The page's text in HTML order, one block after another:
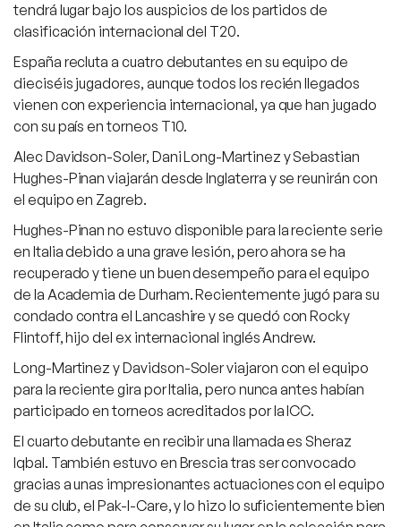
tendrá lugar bajo los auspicios de los partidos de
clasificación internacional del T20.
España recluta a cuatro debutantes en su equipo de
dieciséis jugadores, aunque todos los recién llegados
vienen con experiencia internacional, ya que han jugado
con su país en torneos T10.
Alec Davidson-Soler, Dani Long-Martinez y Sebastian
Hughes-Pinan viajarán desde Inglaterra y se reunirán con
el equipo en Zagreb.
Hughes-Pinan no estuvo disponible para la reciente serie
en Italia debido a una grave lesión, pero ahora se ha
recuperado y tiene un buen desempeño para el equipo
de la Academia de Durham. Recientemente jugó para su
condado contra el Lancashire y se quedó con Rocky
Flintoff, hijo del ex internacional inglés Andrew.
Long-Martinez y Davidson-Soler viajaron con el equipo
para la reciente gira por Italia, pero nunca antes habían
participado en torneos acreditados por la ICC.
El cuarto debutante en recibir una llamada es Sheraz
Iqbal. También estuvo en Brescia tras ser convocado
gracias a unas impresionantes actuaciones con el equipo
de su club, el Pak-I-Care, y lo hizo lo suficientemente bien